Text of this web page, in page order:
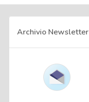
Archivio Newsletter